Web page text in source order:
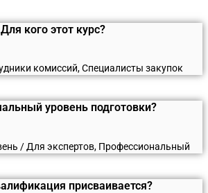
Для кого этот курс?
комиссий, Специалисты закупок
уровень подготовки?
/ Для экспертов, Профессиональный
присваивается?